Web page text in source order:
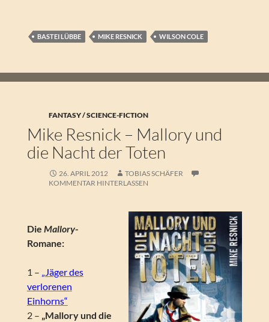
BASTEI LÜBBE MIKE RESNICK WILSON COLE
FANTASY / SCIENCE-FICTION
Mike Resnick – Mallory und
die Nacht der Toten
26. APRIL 2012
TOBIAS SCHÄFER
KOMMENTAR HINTERLASSEN
Die Mallory-
Romane:
1 – „Jäger des
verlorenen
Einhorns“
2 – „Mallory und die